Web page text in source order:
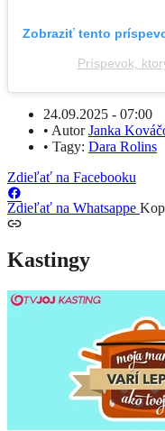
Zobraziť tento
Príspevok,
24.09.2025 - 07:00
• AutorJanka
• Tagy: Dara Rolins
Zdieľať na Facebooku
Zdieľať na Whatsappe
Kastingy